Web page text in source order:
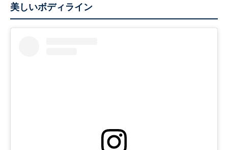
美しいボディライン